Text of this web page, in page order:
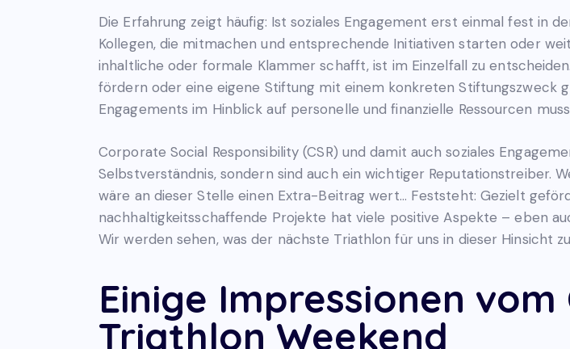
Die Erfahrung zeigt häufig: Ist soziales Engagement erst einmal fest in
Kollegen, die mitmachen und entsprechende Initiativen starten oder
inhaltliche oder formale Klammer schafft, ist im Einzelfall zu
fördern oder eine eigene Stiftung mit einem konkreten Stiftungszweck
Engagements im Hinblick auf personelle und finanzielle Ressourcen
Corporate Social Responsibility (CSR) und damit auch soziales
Selbstverständnis, sondern sind auch ein wichtiger Reputationstreiber.
wäre an dieser Stelle einen Extra-Beitrag wert… Feststeht: Gezielt
nachhaltigkeitsschaffende Projekte hat viele positive Aspekte – eben
Wir werden sehen, was der nächste Triathlon für uns in dieser Hinsicht
Einige Impressionen
Triathlon Weekend